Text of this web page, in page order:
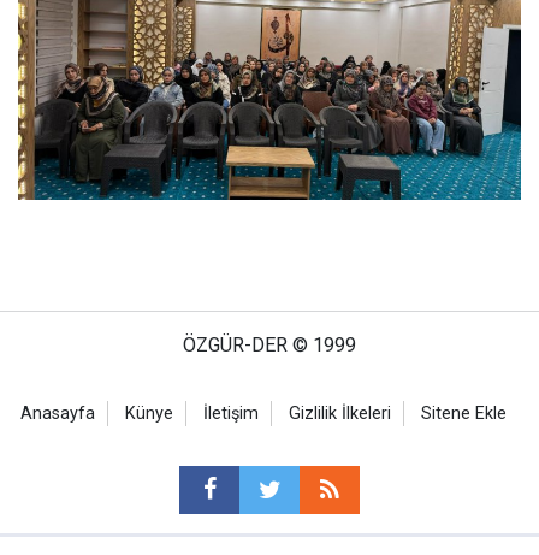
ÖZGÜR-DER © 1999
Anasayfa Künye İletişim Gizlilik İlkeleri Sitene Ekle